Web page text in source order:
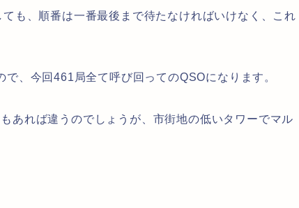
も、順番は一番最後まで待たなければいけなく、これ
、今回461局全て呼び回ってのQSOになります。
あれば違うのでしょうが、市街地の低いタワーでマル